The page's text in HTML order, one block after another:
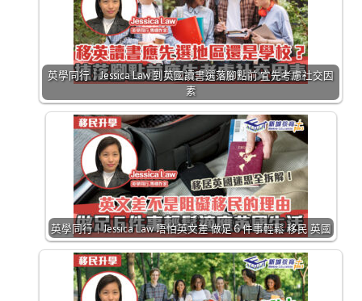
英學同行｜Jessica Law 到英國讀書選落腳點前 宜先考慮社交因
素
英學同行｜Jessica Law 唔怕英文差 做足６件事輕鬆 移民 英國